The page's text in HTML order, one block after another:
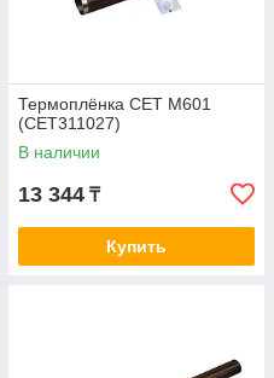
Термоплёнка CET M601
(CET311027)
В наличии
13 344 ₸
Купить